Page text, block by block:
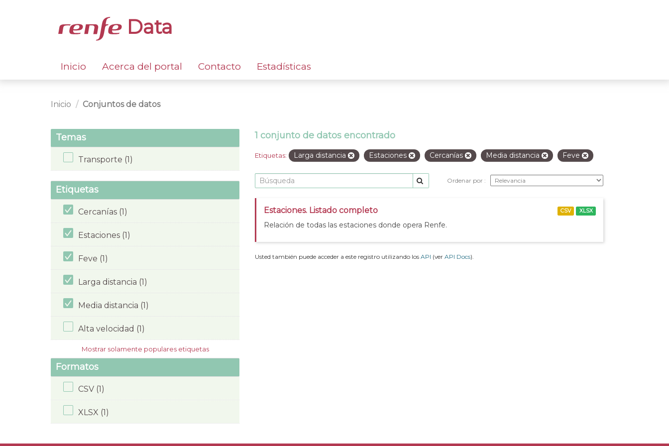
Data
Inicio Acerca del portal Contacto Estadísticas
Inicio Conjuntos de datos
Temas
Transporte (1)
Etiquetas
Cercanías (1)
Estaciones (1)
Feve (1)
Larga distancia (1)
Media distancia (1)
Alta velocidad (1)
Mostrar solamente populares etiquetas
Formatos
CSV (1)
XLSX (1)
1 conjunto de datos encontrado
Etiquetas: Larga distancia Estaciones Cercanías Media distancia Feve
Ordenar por
Estaciones. Listado completo
Relación de todas las estaciones donde opera Renfe.
CSV XLSX
Usted también puede acceder a este registro utilizando los API (ver API Docs).